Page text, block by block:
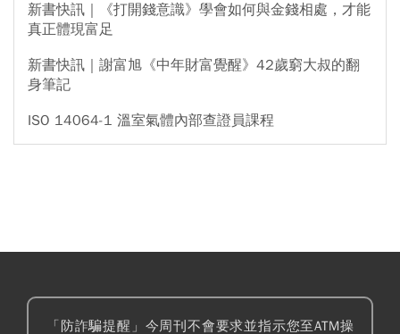
新書快訊｜《打開錢意識》學會如何與金錢相處，才能
真正體現富足
新書快訊｜謝富旭《中年財富覺醒》42歲窮大叔的翻
身筆記
ISO 14064-1 溫室氣體內部查證員課程
「防詐騙提醒」今周刊不會要求並指示您至ATM操